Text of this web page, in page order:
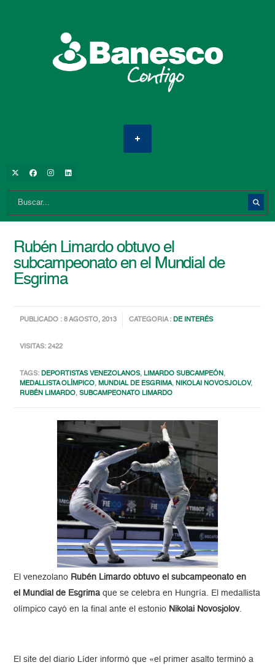
Rubén Limardo obtuvo el
subcampeonato en el Mundial de
Esgrima
PUBLICADO : 8 AGOSTO, 2013 CATEGORIA :DE INTERÉS
VISITAS: 2422
TAGS:DEPORTISTAS VENEZOLANOS,LIMARDO SUBCAMPEÓN,
MEDALLISTA OLÍMPICO,MUNDIAL DE ESGRIMA,NIKOLAI NOVOSJOLOV,
RUBÉN LIMARDO,SUBCAMPEONATO LIMARDO
El venezolano Rubén Limardo obtuvo el subcampeonato en
el
Mundial de Esgrimaque se celebra en Hungría. El medallista
olímpico cayó en la final ante el estonio Nikolai Novosjolov.
El site del diario Líder informó que «el primer asalto terminó a